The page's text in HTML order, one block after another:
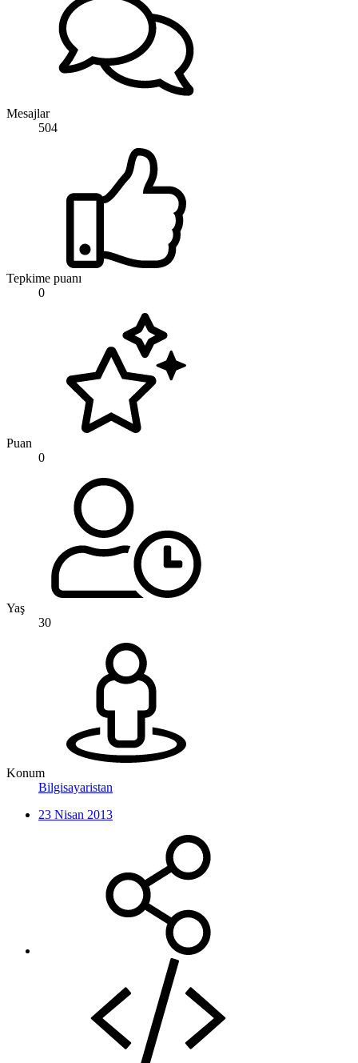
Mesajlar
504
Tepkime puanı
0
Puan
0
Yaş
30
Konum
Bilgisayaristan
23 Nisan 2013